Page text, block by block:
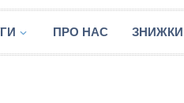
ПРО НАС ЗНИЖКИ